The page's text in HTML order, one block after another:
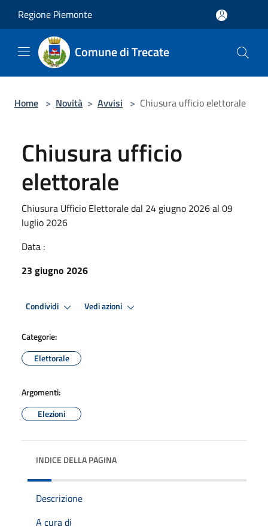
Regione Piemonte
Comune di Trecate
Home > Novità > Avvisi > Chiusura ufficio elettorale
Chiusura ufficio
elettorale
Chiusura Ufficio Elettorale dal 24 giugno 2026 al 09
luglio 2026
Data :
23 giugno 2026
Condividi Vedi azioni
Categorie:
Elettorale
Argomenti:
Elezioni
INDICE DELLA PAGINA
Descrizione
A cura di